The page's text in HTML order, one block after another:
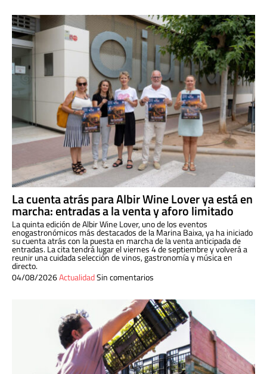
La cuenta atrás para Albir Wine Lover ya está en
marcha: entradas a la venta y aforo limitado
La quinta edición de Albir Wine Lover, uno de los eventos
enogastronómicos más destacados de la Marina Baixa, ya ha iniciado
su cuenta atrás con la puesta en marcha de la venta anticipada de
entradas. La cita tendrá lugar el viernes 4 de septiembre y volverá a
reunir una cuidada selección de vinos, gastronomía y música en
directo.
04/08/2026ActualidadSin comentarios